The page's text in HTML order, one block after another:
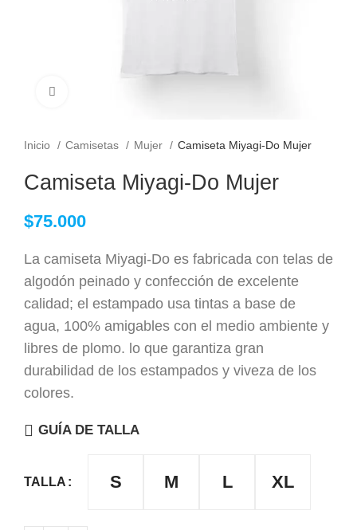
Inicio Camisetas Mujer Camiseta Miyagi-Do Mujer
Camiseta Miyagi-Do Mujer
$75.000
La camiseta Miyagi-Do es fabricada con telas de
algodón peinado y confección de excelente
calidad; el estampado usa tintas a base de
agua, 100% amigables con el medio ambiente y
libres de plomo. lo que garantiza gran
durabilidad de los estampados y viveza de los
colores.
GUÍA DE TALLA
TALLA S M L XL